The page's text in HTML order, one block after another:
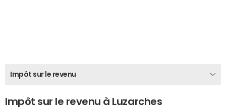
Impôt sur le revenu
Impôt sur le revenu à Luzarches